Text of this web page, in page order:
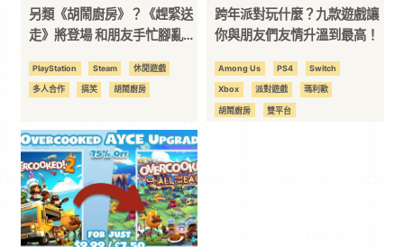
二
次
元
｜
3C
另類《胡鬧廚房》？《趕緊送
走》將登場 和朋友手忙腳亂的
PlayStation Steam 休閒遊戲
多人合作 搞笑 胡鬧廚房
跨年派對玩什麼？九款遊戲讓
你與朋友們友情升溫到最高！
Among Us PS4 Switch
Xbox 派對遊戲 瑪利歐
胡鬧廚房 雙平台